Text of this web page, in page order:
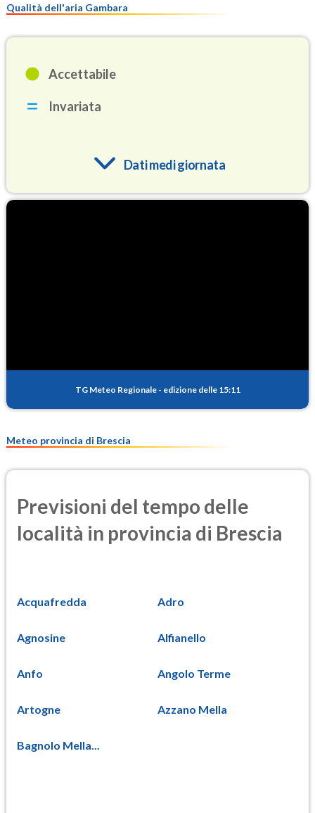
Qualità dell'aria Gambara
Accettabile
Invariata
Dati medi giornata
PM25
TG Meteo Regionale - edizione delle 15:11
Meteo provincia di Brescia
Previsioni del tempo delle
località in provincia di Brescia
Acquafredda Adro
Agnosine Alfianello
Anfo Angolo Terme
Artogne Azzano Mella
Bagnolo Mella...